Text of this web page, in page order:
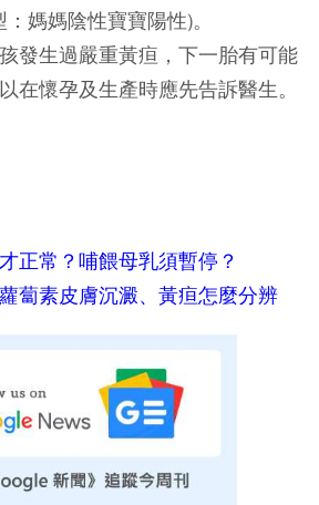
媽媽陰性寶寶陽性)。
發生過嚴重黃疸，下一胎有可能
在懷孕及生產時應先告訴醫生。
正常？哺餵母乳須暫停？
蔔素皮膚沉澱、黃疸怎麼分辨